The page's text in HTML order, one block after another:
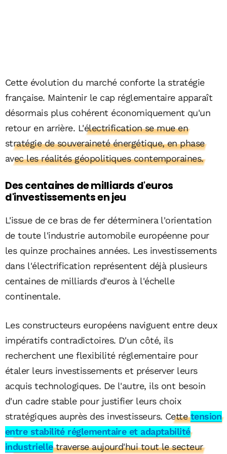
Cette évolution du marché conforte la stratégie
française. Maintenir le cap réglementaire apparaît
désormais plus cohérent économiquement qu'un
retour en arrière. L'électrification se mue en
stratégie de souveraineté énergétique, en phase
avec les réalités géopolitiques contemporaines.
Des centaines de milliards d'euros
d'investissements en jeu
L'issue de ce bras de fer déterminera l'orientation
de toute l'industrie automobile européenne pour
les quinze prochaines années. Les investissements
dans l'électrification représentent déjà plusieurs
centaines de milliards d'euros à l'échelle
continentale.
Les constructeurs européens naviguent entre deux
impératifs contradictoires. D'un côté, ils
recherchent une flexibilité réglementaire pour
étaler leurs investissements et préserver leurs
acquis technologiques. De l'autre, ils ont besoin
d'un cadre stable pour justifier leurs choix
stratégiques auprès des investisseurs. Cettetension
entre stabilité réglementaire et adaptabilité
industrielletraverse aujourd'hui tout le secteur